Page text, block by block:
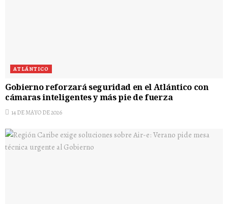
ATLÁNTICO
Gobierno reforzará seguridad en el Atlántico con
cámaras inteligentes y más pie de fuerza
14 DE MAYO DE 2026